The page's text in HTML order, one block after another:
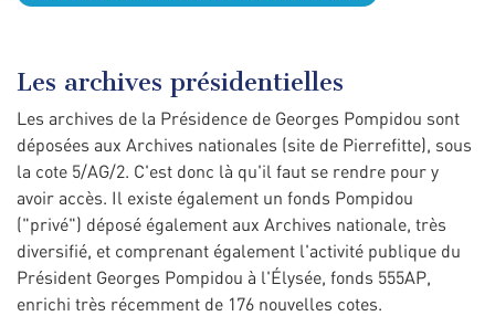
Les archives présidentielles
Les archives de la Présidence de Georges Pompidou sont
déposées aux Archives nationales (site de Pierrefitte), sous
la cote 5/AG/2. C'est donc là qu'il faut se rendre pour y
avoir accès. Il existe également un fonds Pompidou
("privé") déposé également aux Archives nationale, très
diversifié, et comprenant également l'activité publique du
Président Georges Pompidou à l'Élysée, fonds 555AP,
enrichi très récemment de 176 nouvelles cotes.